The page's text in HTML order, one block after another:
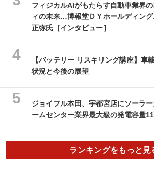
フィジカルAIがもたらす自動車業界
ィの未来…博報堂ＤＹホールディン
正弥氏［インタビュー］
【バッテリー リスキリング講座】車
状況と今後の展望
ジョイフル本田、宇都宮店にソーラ
ームセンター業界最大級の発電容量
ランキングをもっと見